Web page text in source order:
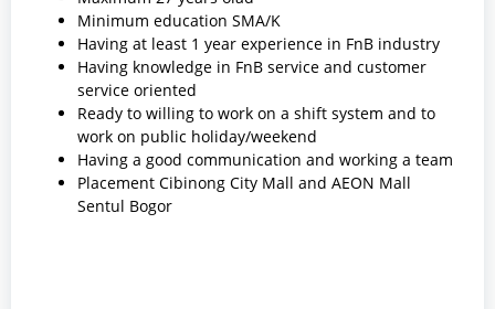
Minimum education SMA/K
Having at least 1 year experience in FnB industry
Having knowledge in FnB service and customer
service oriented
Ready to willing to work on a shift system and to
work on public holiday/weekend
Having a good communication and working a team
Placement Cibinong City Mall and AEON Mall
Sentul Bogor